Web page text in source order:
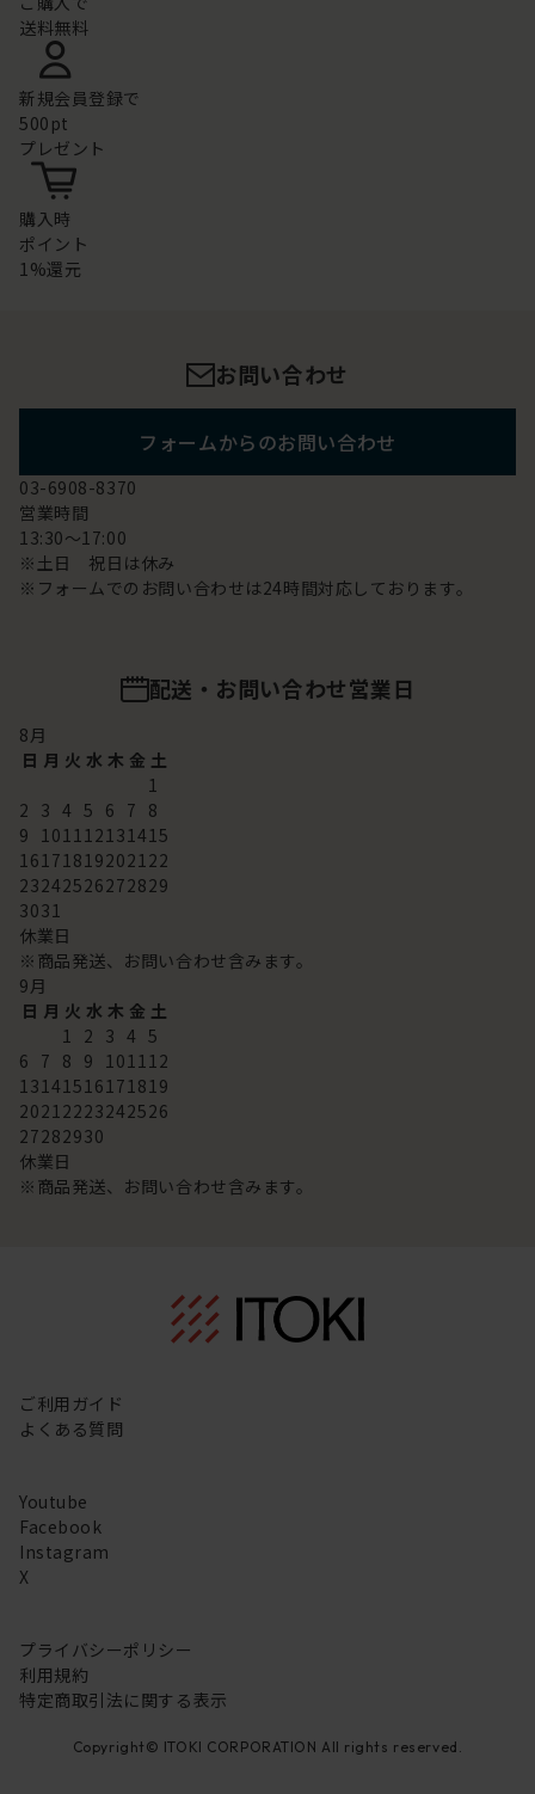
送料無料
新規会員登録で
500pt
プレゼント
購入時
ポイント
1%還元
お問い合わせ
フォームからのお問い合わせ
03-6908-8370
営業時間
13:30～17:00
※土日 祝日は休み
※フォームでのお問い合わせは24時間対応しております。
配送・お問い合わせ営業日
8月
日 月 火 水 木 金 土
1
2 3 4 5 6 7 8
9 101112131415
16171819202122
23242526272829
3031
休業日
※商品発送、お問い合わせ含みます。
9月
日 月 火 水 木 金 土
1 2 3 4 5
6 7 8 9 101112
13141516171819
20212223242526
27282930
休業日
※商品発送、お問い合わせ含みます。
ご利用ガイド
よくある質問
Youtube
Facebook
Instagram
X
プライバシーポリシー
利用規約
特定商取引法に関する表示
Copyright© ITOKI CORPORATION All rights reserved.